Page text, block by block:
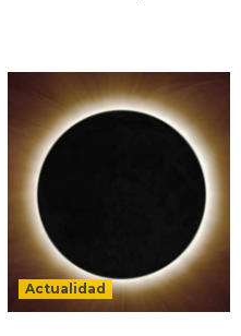
Actualidad